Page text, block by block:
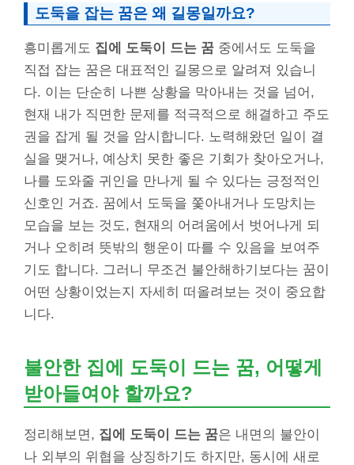
도둑을 잡는 꿈은 왜 길몽일까요?
흥미롭게도 집에 도둑이 드는 꿈 중에서도 도둑을
직접 잡는 꿈은 대표적인 길몽으로 알려져 있습니
다. 이는 단순히 나쁜 상황을 막아내는 것을 넘어,
현재 내가 직면한 문제를 적극적으로 해결하고 주도
권을 잡게 될 것을 암시합니다. 노력해왔던 일이 결
실을 맺거나, 예상치 못한 좋은 기회가 찾아오거나,
나를 도와줄 귀인을 만나게 될 수 있다는 긍정적인
신호인 거죠. 꿈에서 도둑을 쫓아내거나 도망치는
모습을 보는 것도, 현재의 어려움에서 벗어나게 되
거나 오히려 뜻밖의 행운이 따를 수 있음을 보여주
기도 합니다. 그러니 무조건 불안해하기보다는 꿈이
어떤 상황이었는지 자세히 떠올려보는 것이 중요합
니다.
불안한 집에 도둑이 드는 꿈, 어떻게
받아들여야 할까요?
정리해보면, 집에 도둑이 드는 꿈은 내면의 불안이
나 외부의 위협을 상징하기도 하지만, 동시에 새로